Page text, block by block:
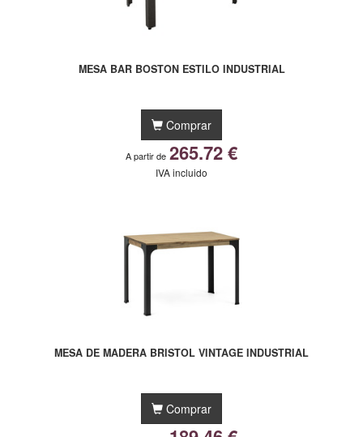
MESA BAR BOSTON ESTILO INDUSTRIAL
Comprar
A partir de 265.72 €
IVA incluido
MESA DE MADERA BRISTOL VINTAGE INDUSTRIAL
Comprar